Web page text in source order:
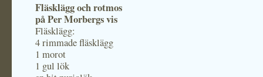
Fläsklägg och rotmos
på Per Morbergs vis
Fläsklägg:
4 rimmade fläsklägg
1 morot
1 gul lök